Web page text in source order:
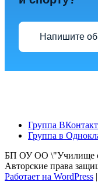
Напишите об
Группа
Группа в
БП ОУ ОО \"Училище
Авторские права
Работает на WordPress |